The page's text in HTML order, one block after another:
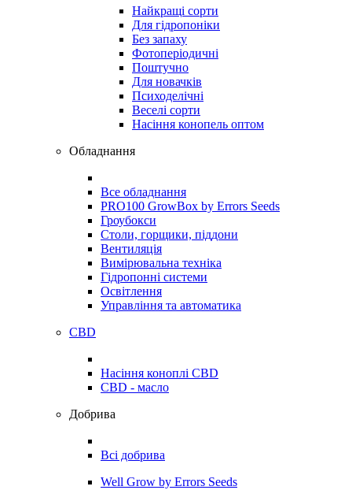
Найкращі сорти
Для гідропоніки
Без запаху
Фотоперіодичні
Поштучно
Для новачків
Психоделічні
Веселі сорти
Насіння конопель оптом
Обладнання
Все обладнання
PRO100 GrowBox by Errors Seeds
Гроубокси
Столи, горщики, піддони
Вентиляція
Вимірювальна техніка
Гідропонні системи
Освітлення
Управління та автоматика
CBD
Насіння коноплі CBD
CBD - масло
Добрива
Всі добрива
Well Grow by Errors Seeds